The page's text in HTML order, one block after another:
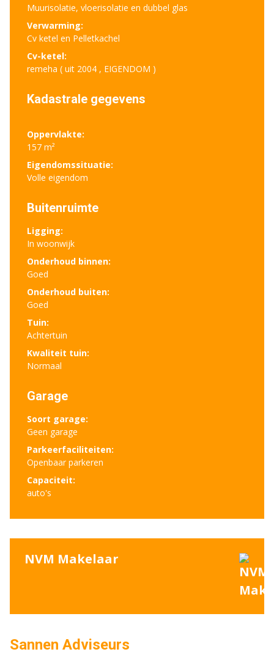
Muurisolatie, vloerisolatie en dubbel glas
Verwarming:
Cv ketel en Pelletkachel
Cv-ketel:
remeha ( uit 2004 , EIGENDOM )
Kadastrale gegevens
Oppervlakte:
157 m²
Eigendomssituatie:
Volle eigendom
Buitenruimte
Ligging:
In woonwijk
Onderhoud binnen:
Goed
Onderhoud buiten:
Goed
Tuin:
Achtertuin
Kwaliteit tuin:
Normaal
Garage
Soort garage:
Geen garage
Parkeerfaciliteiten:
Openbaar parkeren
Capaciteit:
auto's
NVM Makelaar
Sannen Adviseurs